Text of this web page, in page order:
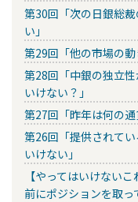
第30回「次の日銀総
い」
第29回「他の市場の動
第28回「中銀の独立
いけない？」
第27回「昨年は何の通
第26回「提供されて
いけない」
【やってはいけない
前にポジションを取っ